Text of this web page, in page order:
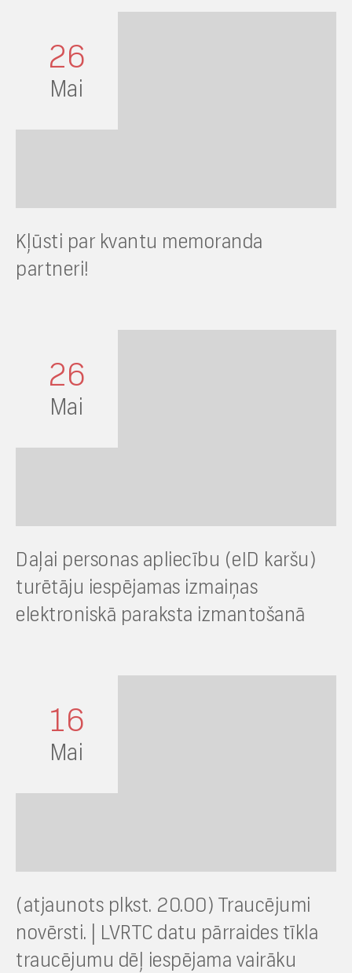
26
Mai
Kļūsti par kvantu memoranda
partneri!
26
Mai
Daļai personas apliecību (eID karšu)
turētāju iespējamas izmaiņas
elektroniskā paraksta izmantošanā
16
Mai
(atjaunots plkst. 20.00) Traucējumi
novērsti. | LVRTC datu pārraides tīkla
traucējumu dēļ iespējama vairāku